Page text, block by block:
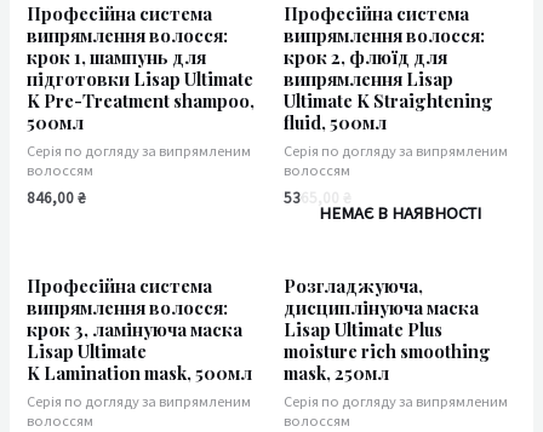
Професійна система
випрямлення волосся:
крок 1, шампунь для
підготовки Lisap Ultimate
K Pre-Treatment shampoo,
500мл
Серія по догляду за випрямленим
волоссям
846,00₴
Професійна система
випрямлення волосся:
крок 2, флюїд для
випрямлення Lisap
Ultimate K Straightening
fluid, 500мл
Серія по догляду за випрямленим
волоссям
5365,00
Професійна система
випрямлення волосся:
крок 3, ламінуюча маска
Lisap Ultimate
K Lamination mask, 500мл
Серія по догляду за випрямленим
волоссям
НЕМАЄ В НАЯВНОСТІ
Розгладжуюча,
дисциплінуюча маска
Lisap Ultimate Plus
moisture rich smoothing
mask, 250мл
Серія по догляду за випрямленим
волоссям